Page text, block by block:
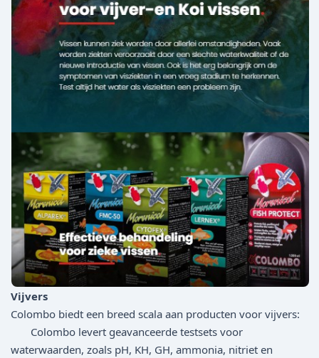
Vijvers
Colombo biedt een breed scala aan producten voor vijvers:
Colombo levert geavanceerde testsets voor
waterwaarden, zoals pH, KH, GH, ammonia, nitriet en